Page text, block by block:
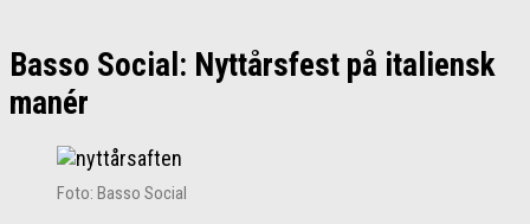
Basso Social: Nyttårsfest på italiensk
manér
Foto: Basso Social